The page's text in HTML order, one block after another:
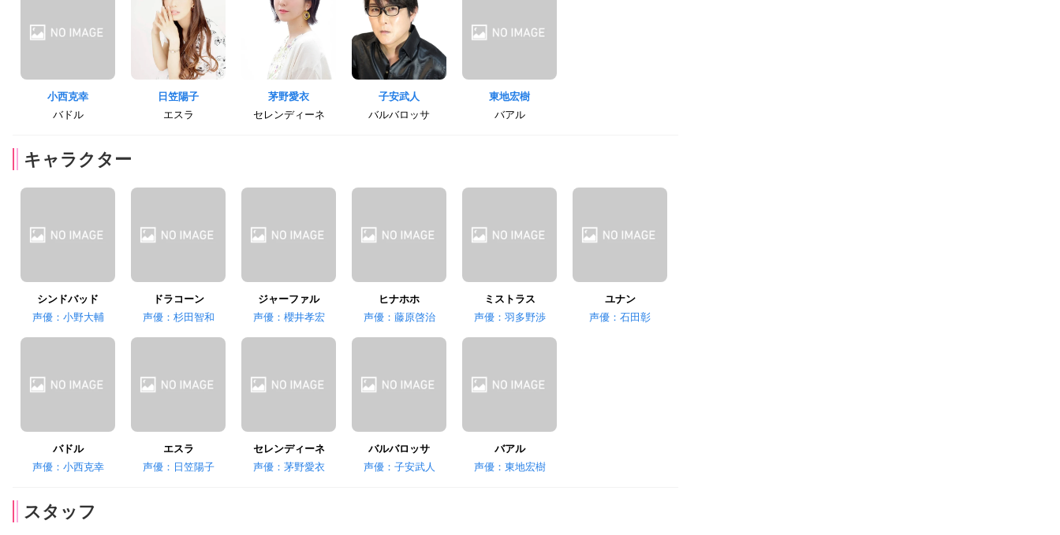
小西克幸
バドル
日笠陽子
エスラ
茅野愛衣
セレンディーネ
子安武人
バルバロッサ
東地宏樹
バアル
キャラクター
シンドバッド
声優：小野大輔
ドラコーン
声優：杉田智和
ジャーファル
声優：櫻井孝宏
ヒナホホ
声優：藤原啓治
ミストラス
声優：羽多野渉
ユナン
声優：石田彰
バドル
声優：小西克幸
エスラ
声優：日笠陽子
セレンディーネ
声優：茅野愛衣
バルバロッサ
声優：子安武人
バアル
声優：東地宏樹
スタッフ